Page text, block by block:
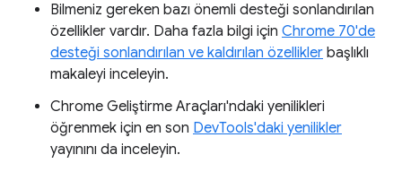
Bilmeniz gereken bazı önemli desteği sonlandırılan
özellikler vardır. Daha fazla bilgi için Chrome 70'de
desteği sonlandırılan ve kaldırılan özellikler başlıklı
makaleyi inceleyin.
Chrome Geliştirme Araçları'ndaki yenilikleri
öğrenmek için en son DevTools'daki yenilikler
yayınını da inceleyin.